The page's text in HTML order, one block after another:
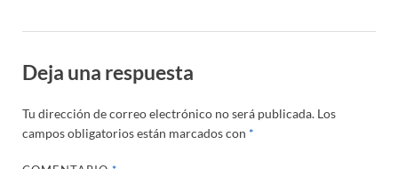
Deja una respuesta
Tu dirección de correo electrónico no será publicada. Los
campos obligatorios están marcados con *